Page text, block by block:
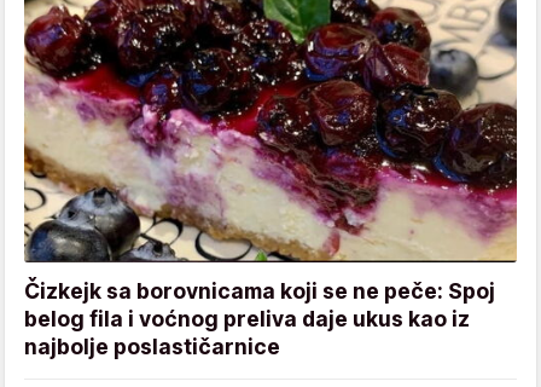
Čizkejk sa borovnicama koji se ne peče: Spoj
belog fila i voćnog preliva daje ukus kao iz
najbolje poslastičarnice